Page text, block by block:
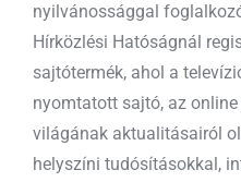
nyilvánossággal
Hírközlési Hatóságnál
sajtótermék, ahol a
nyomtatott sajtó, az
világának aktualitásairól
helyszíni tudósításokkal,